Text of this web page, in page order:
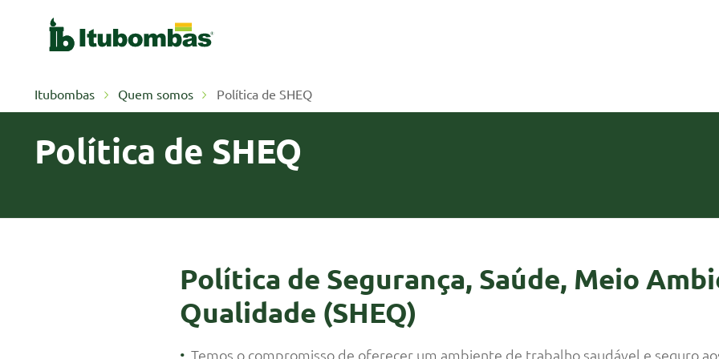
Itubombas Quem somos Política de SHEQ
Política de SHEQ
Política de Segurança, Saúde, Meio
Qualidade (SHEQ)
Temos o compromisso de oferecer um ambiente de trabalho saudável e seguro